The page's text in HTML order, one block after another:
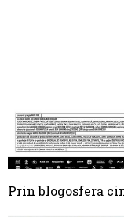
Prin blogosfera